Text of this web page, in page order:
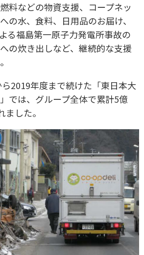
料などの物資支援、コープネッ
の水、食料、日用品のお届け、
る福島第一原子力発電所事故の
の炊き出しなど、継続的な支援
2019年度まで続けた「東日本大
では、グループ全体で累計5億
した。